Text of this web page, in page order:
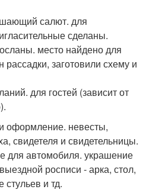
салют. для
сделаны.
место найдено для
рассадки, заготовили схему и
для гостей (зависит от
оформление. невесты,
свидетеля и свидетельницы.
для автомобиля. украшение
росписи - арка, стол,
и тд.